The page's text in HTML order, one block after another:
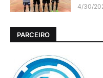
4/30/
PARCEIRO